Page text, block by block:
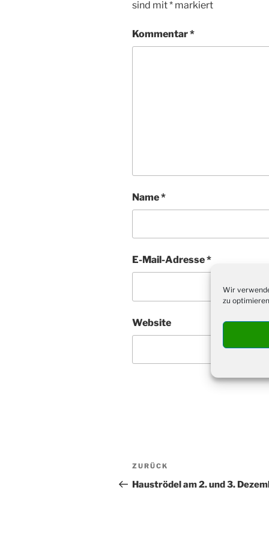
Wir
zu
sind mit* markiert
Kommentar*
Name*
E-Mail-Adresse*
Website
Beitragsnavigation
Vorheriger
Beitrag
ZURÜCK
Hauströdel am 2. und 3.